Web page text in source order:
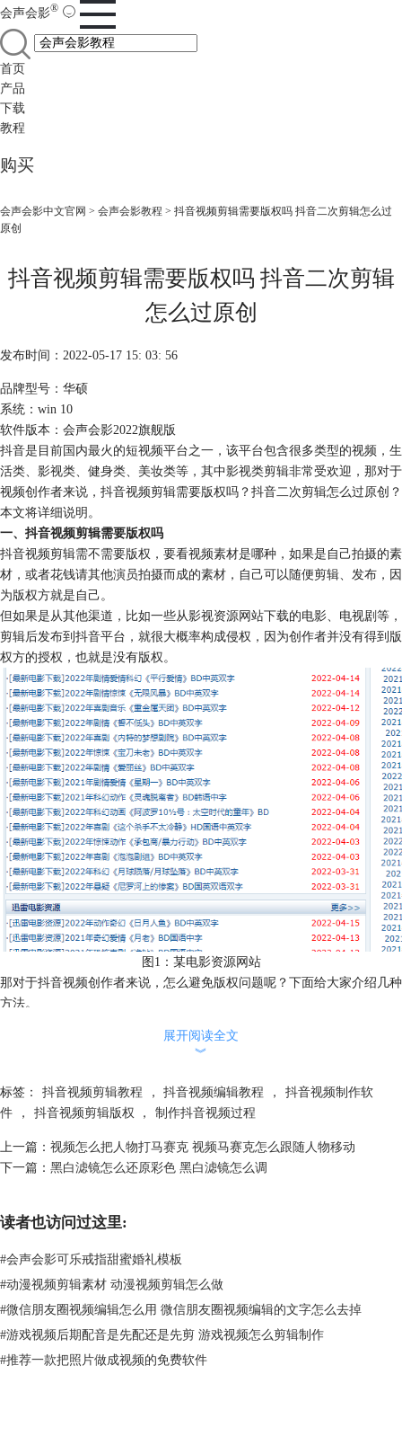
会声会影®
首页
产品
下载
教程
购买
会声会影中文官网 > 会声会影教程 > 抖音视频剪辑需要版权吗 抖音二次剪辑怎么过
原创
抖音视频剪辑需要版权吗 抖音二次剪辑
怎么过原创
发布时间：2022-05-17 15: 03: 56
品牌型号：华硕
系统：win 10
软件版本：会声会影2022旗舰版
抖音是目前国内最火的短视频平台之一，该平台包含很多类型的视频，生
活类、影视类、健身类、美妆类等，其中影视类剪辑非常受欢迎，那对于
视频创作者来说，抖音视频剪辑需要版权吗？抖音二次剪辑怎么过原创？
本文将详细说明。
一、抖音视频剪辑需要版权吗
抖音视频剪辑需不需要版权，要看视频素材是哪种，如果是自己拍摄的素
材，或者花钱请其他演员拍摄而成的素材，自己可以随便剪辑、发布，因
为版权方就是自己。
但如果是从其他渠道，比如一些从影视资源网站下载的电影、电视剧等，
剪辑后发布到抖音平台，就很大概率构成侵权，因为创作者并没有得到版
权方的授权，也就是没有版权。
图1：某电影资源网站
那对于抖音视频创作者来说，怎么避免版权问题呢？下面给大家介绍几种
方法。
这几年因为电影剪辑产生的版权纠纷问题，今日头条官方其实买了很多影
放映厅，或者抖音的任务剧等，以抖音任务剧为例：
我们打开抖音，搜索“全民任务小助手”，点击“品牌”，就会出现各种任
展开阅读全文
︾
标签： 抖音视频剪辑教程 ， 抖音视频编辑教程 ，
抖音视频制作软
件
， 抖音视频剪辑版权 ， 制作抖音视频过程
上一篇： 视频怎么把人物打马赛克 视频马赛克怎么跟随人物移动
下一篇： 黑白滤镜怎么还原彩色 黑白滤镜怎么调
读者也访问过这里:
#会声会影可乐戒指甜蜜婚礼模板
#动漫视频剪辑素材 动漫视频剪辑怎么做
#微信朋友圈视频编辑怎么用 微信朋友圈视频编辑的文字怎么去掉
#游戏视频后期配音是先配还是先剪 游戏视频怎么剪辑制作
#推荐一款把照片做成视频的免费软件